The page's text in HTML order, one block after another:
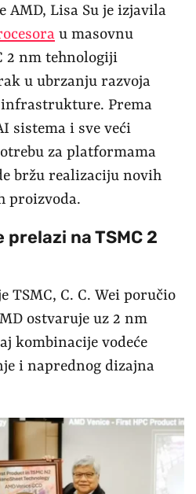
Lisa Su je izjavila
u masovnu
2 nm tehnologiji
u ubrzanju razvoja
infrastrukture. Prema
sistema i sve veći
za platformama
bržu realizaciju novih
proizvoda.
prelazi na TSMC 2
TSMC, C. C. Wei poručio
ostvaruje uz 2 nm
kombinacije vodeće
i naprednog dizajna